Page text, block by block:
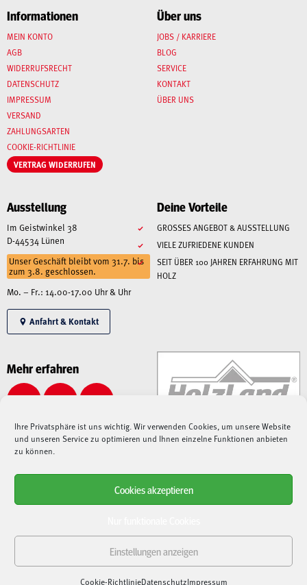
Ihre Privatsphäre ist uns wichtig. Wir verwenden Cookies, um unsere Website
und unseren Service zu optimieren und Ihnen einzelne Funktionen anbieten
zu können.
Cookies akzeptieren
Einstellungen anzeigen
Cookie-RichtlinieDatenschutzImpressum
Informationen
MEIN KONTO
AGB
WIDERRUFSRECHT
DATENSCHUTZ
IMPRESSUM
VERSAND
ZAHLUNGSARTEN
COOKIE-RICHTLINIE
VERTRAG WIDERRUFEN
Über uns
JOBS / KARRIERE
BLOG
SERVICE
KONTAKT
ÜBER UNS
Ausstellung
Im Geistwinkel 38
D-44534 Lünen
Unser Geschäft bleibt vom 31.7. bis
zum 3.8. geschlossen.
Mo. – Fr.: 14.00-17.00 Uhr & Uhr
Anfahrt & Kontakt
Deine Vorteile
GROSSES ANGEBOT & AUSSTELLUNG
VIELE ZUFRIEDENE KUNDEN
SEIT ÜBER 100 JAHREN ERFAHRUNG MIT
HOLZ
Mehr erfahren
Alle angegebenen Preise sind Gesamtpreise inkl. MwSt., zzgl. Liefer-/Versandkosten.
Verzögerungen bei Lieferungen kommen. Nach der Bestellung fragen wir die
Verfügbarkeit und Lieferdauer bei unseren Lieferanten an und
auf dem Laufenden. Sollten Artikel nicht verfügbar sein oder sich Lieferungen verzögern,